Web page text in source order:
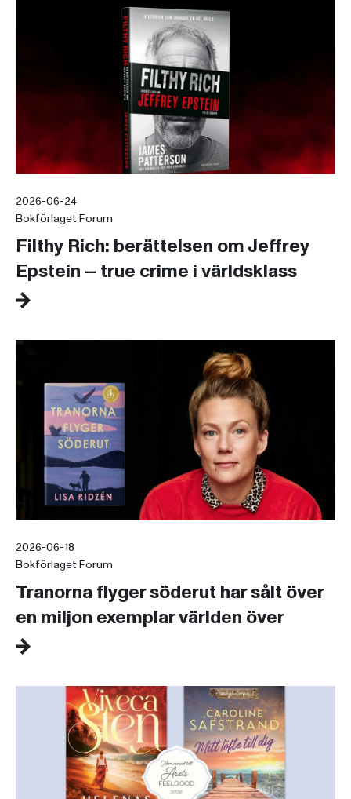
2026-06-24
Bokförlaget Forum
Filthy Rich: berättelsen om Jeffrey
Epstein – true crime i världsklass
2026-06-18
Bokförlaget Forum
Tranorna flyger söderut har sålt över
en miljon exemplar världen över